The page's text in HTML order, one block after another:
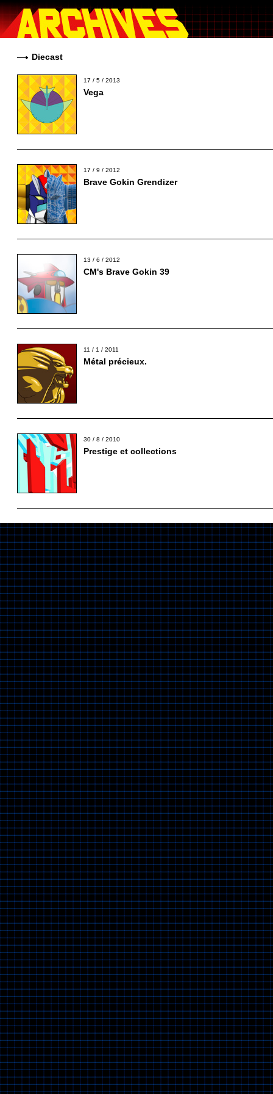
Diecast
17 / 5 / 2013
Vega
17 / 9 / 2012
Brave Gokin Grendizer
13 / 6 / 2012
CM's Brave Gokin 39
11 / 1 / 2011
Métal précieux.
30 / 8 / 2010
Prestige et collections